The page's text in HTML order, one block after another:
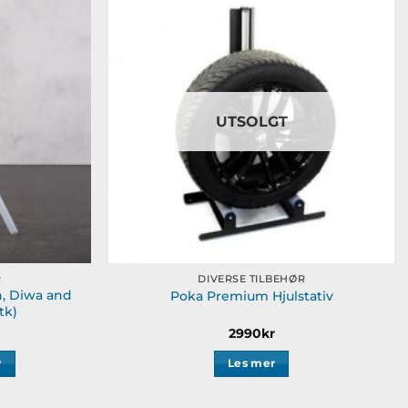
Diwa and
UTSOLGT
DIVERSE TILBEHØR
Poka Premium Hjulstativ
2990kr
Les mer